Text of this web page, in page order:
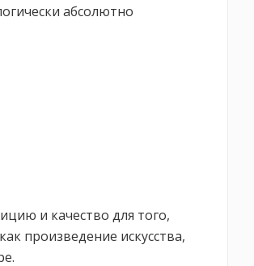
абсолютно
и качество для того,
произведение искусства,